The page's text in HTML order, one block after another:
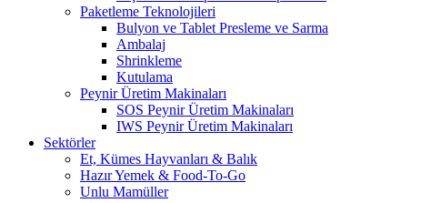
Paketleme Teknolojileri
Bulyon ve Tablet Presleme ve Sarma
Ambalaj
Shrinkleme
Kutulama
Peynir Üretim Makinaları
SOS Peynir Üretim Makinaları
IWS Peynir Üretim Makinaları
Sektörler
Et, Kümes Hayvanları & Balık
Hazır Yemek & Food-To-Go
Unlu Mamüller